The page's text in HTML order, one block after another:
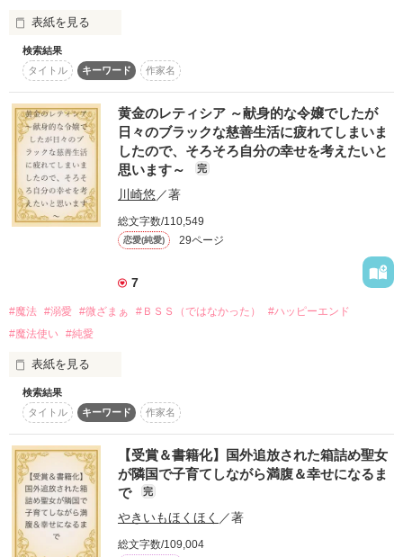
魔法が使えない大人しく心優しい王女
×
魔法力最強クラスの俺様王太子
ディエゴ・アルジェンテロ　24歳
「俺は愛するルフェーヌのためなら何でもする男だ」
ヒロインのルフェーヌは無能王女の逆境と向き合い、俺様王太
を目的とせずに、ルフェーヌは姉妹格差にどう決着をつけるの
か？
ルフェーヌがディエゴと出会い、本来の自分を取り戻す物語ー
ー。
2025.11.19掲載　2025.11.21完結
表紙を見る
【「身代わりで死んでこい」と家族に捨てられた令嬢。辺境で
氷の王子様に見初められる】
ベリーズファンタジースイート様で書籍化！
【身代わり令嬢を救ったのは冷酷無慈悲な氷の王子の愛でし
た】
comicスピラ様より、連載開始です！
◤◢◤◢◤◢◤◢◤◢◤◢◤◢◤◢◤◢◤◢◤◢◤◢◤◢
2026.07、ライトアニメが放送決定！
◤◢◤◢◤◢◤◢◤◢◤◢◤◢◤◢◤◢◤◢◤◢◤◢◤◢
サシャバル伯爵家の血を引きながらも伯爵夫人とその娘、シャ
ーナは、社交界で失態を犯したシャルルの身代わりとして呪わ
しかしカトリーナはナルティスナ邸の主人であるクラレンスに
シャルルと勘違いされたことで拒絶されてしまう。
しかし待っていたのはサシャバル伯爵家よりも幸せな生活。
すぐに誤解は解けてナルティスナ邸で暮らしていく度にカトリ
ーナは幸せを掴んで、サシャバル伯爵家は地獄に落ちてい
く……！？
ずっと虐げられていた令嬢が幸せになるまでの物語。
検索結果
タイトル
キーワード 作家名
黄金のレティシア ～献身的な令嬢でしたが
日々のブラックな慈善生活に疲れてしまいま
したので、そろそろ自分の幸せを考えたいと
思います～
完
川崎悠／著
総文字数/110,549
恋愛(純愛) 29ページ
7
#魔法 #溺愛 #微ざまぁ #ＢＳＳ（ではなかった）
#ハッピーエンド
#魔法使い #純愛
表紙を見る
固有の【黄金魔法】を使うことができるレティシア。
『万能の魔法使い』メルウィック。
二人の思い出を巡る恋物語。
童話『幸福の王子』をモチーフとしています。
作品を読む
検索結果
タイトル
キーワード 作家名
【受賞＆書籍化】国外追放された箱詰め聖女
が隣国で子育てしながら満腹＆幸せになるま
で
完
やきいもほくほく ／著
総文字数/109,004